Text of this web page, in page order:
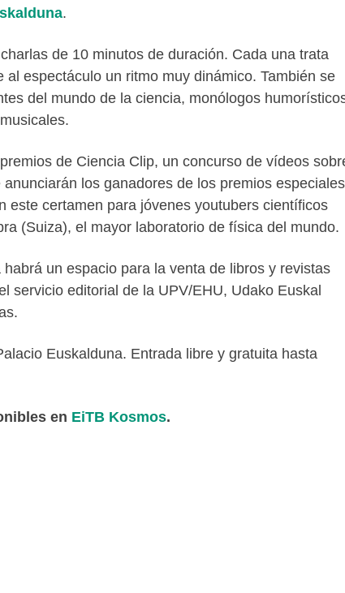
.
de 10 minutos de duración. Cada una trata
espectáculo un ritmo muy dinámico. También se
del mundo de la ciencia, monólogos
de Ciencia Clip, un concurso de vídeos
los ganadores de los premios especiales
este certamen para jóvenes youtubers científicos
(Suiza), el mayor laboratorio de física del mundo.
un espacio para la venta de libros y revistas
servicio editorial de la UPV/EHU, Udako Euskal
Euskalduna. Entrada libre y gratuita hasta
en EiTB Kosmos.